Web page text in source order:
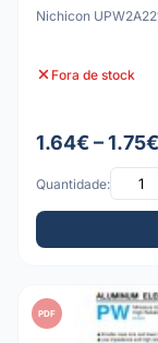
Nichicon
Fora de stock
1.64€ – 1.75€
Quantidade:
PDF